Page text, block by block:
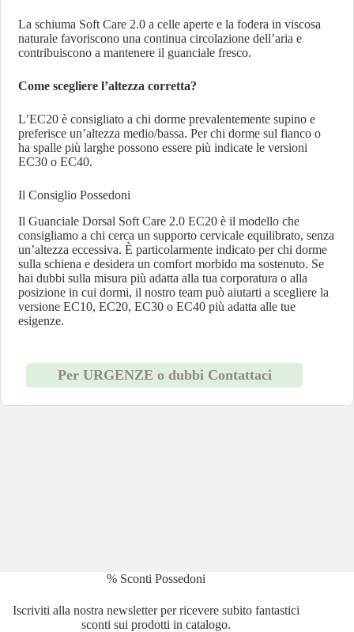
La schiuma Soft Care 2.0 a celle aperte e la fodera in viscosa
naturale favoriscono una continua circolazione dell’aria e
contribuiscono a mantenere il guanciale fresco.
Come scegliere l’altezza corretta?
L’EC20 è consigliato a chi dorme prevalentemente supino e
preferisce un’altezza medio/bassa. Per chi dorme sul fianco o
ha spalle più larghe possono essere più indicate le versioni
EC30 o EC40.
Il Consiglio Possedoni
Il Guanciale Dorsal Soft Care 2.0 EC20 è il modello che
consigliamo a chi cerca un supporto cervicale equilibrato, senza
un’altezza eccessiva. È particolarmente indicato per chi dorme
sulla schiena e desidera un comfort morbido ma sostenuto. Se
hai dubbi sulla misura più adatta alla tua corporatura o alla
posizione in cui dormi, il nostro team può aiutarti a scegliere la
versione EC10, EC20, EC30 o EC40 più adatta alle tue
esigenze.
Per URGENZE o dubbi Contattaci
% Sconti Possedoni
Iscriviti alla nostra newsletter per ricevere subito fantastici
sconti sui prodotti in catalogo.